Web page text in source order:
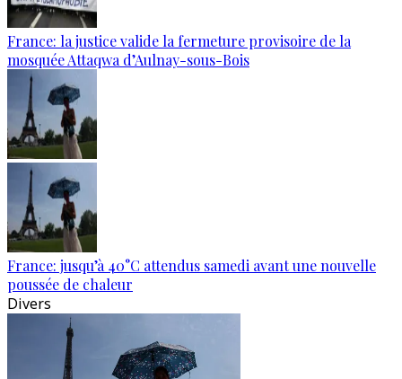
France: la justice valide la fermeture provisoire de la
mosquée Attaqwa d’Aulnay-sous-Bois
France: jusqu’à 40°C attendus samedi avant une nouvelle
poussée de chaleur
Divers